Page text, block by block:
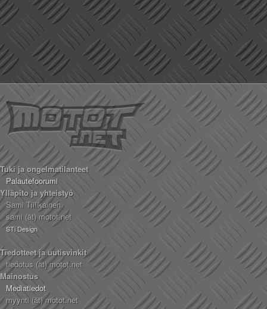
Tuki ja ongelmatilanteet
Palautefoorumi
Ylläpito ja yhteistyö
Sami Tiilikainen
sami (ät) motot.net
STi Design
Tiedotteet ja uutisvinkit
tiedotus (ät) motot.net
Mainostus
Mediatiedot
myynti (ät) motot.net